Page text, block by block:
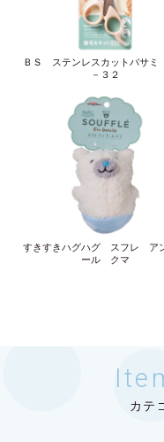
ＢＳ ステンレスカットバサ
－３２
すきすきハグハグ スフレ
ール クマ
カテ